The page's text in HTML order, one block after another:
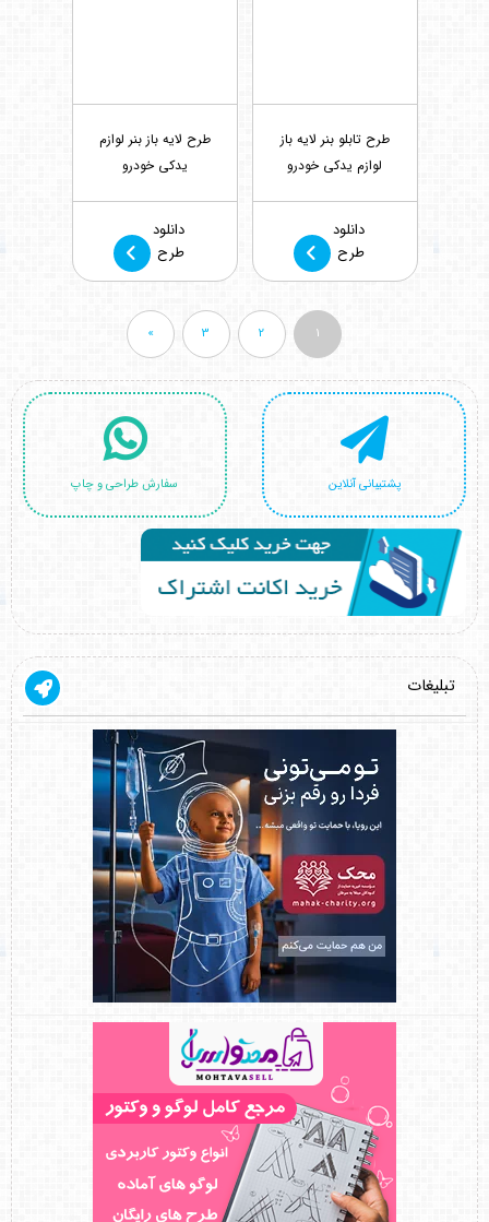
طرح تابلو بنر لایه باز
لوازم یدکی خودرو
دانلود
طرح
طرح لایه باز بنر لوازم
یدکی خودرو
دانلود
طرح
1
2
3
»
پشتیبانی آنلاین سفارش طراحی و چاپ
تبلیغات